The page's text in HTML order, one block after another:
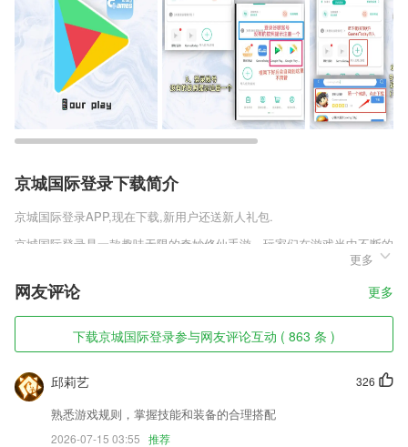
京城国际登录下载简介
京城国际登录APP,现在下载,新用户还送新人礼包.
京城国际登录是一款趣味无限的奇妙修仙手游，玩家们在游戏当中不断的
提升自己的修为，在这个过程当中，还有可能遇到自己的旷世情缘，开启
一段美好的奇妙双修之旅，各种真实再现的奇妙情节，丝毫不亚于小说的
武侠描述，非常适合修仙迷游玩。
京城国际登录软件特色
1,公交闹铃
2,【斗图表情】暴漫沙雕搞笑萌娃宠，更有套路、小表情特色专区，助你
打遍天下
3,业内领先直播视频算法，低延迟，保证高清晰度视频直播效果。
更多
网友评论 更多
下载京城国际登录参与网友评论互动 ( 863 条 )
326
邱莉艺
熟悉游戏规则，掌握技能和装备的合理搭配
2026-07-15 03:55 推荐